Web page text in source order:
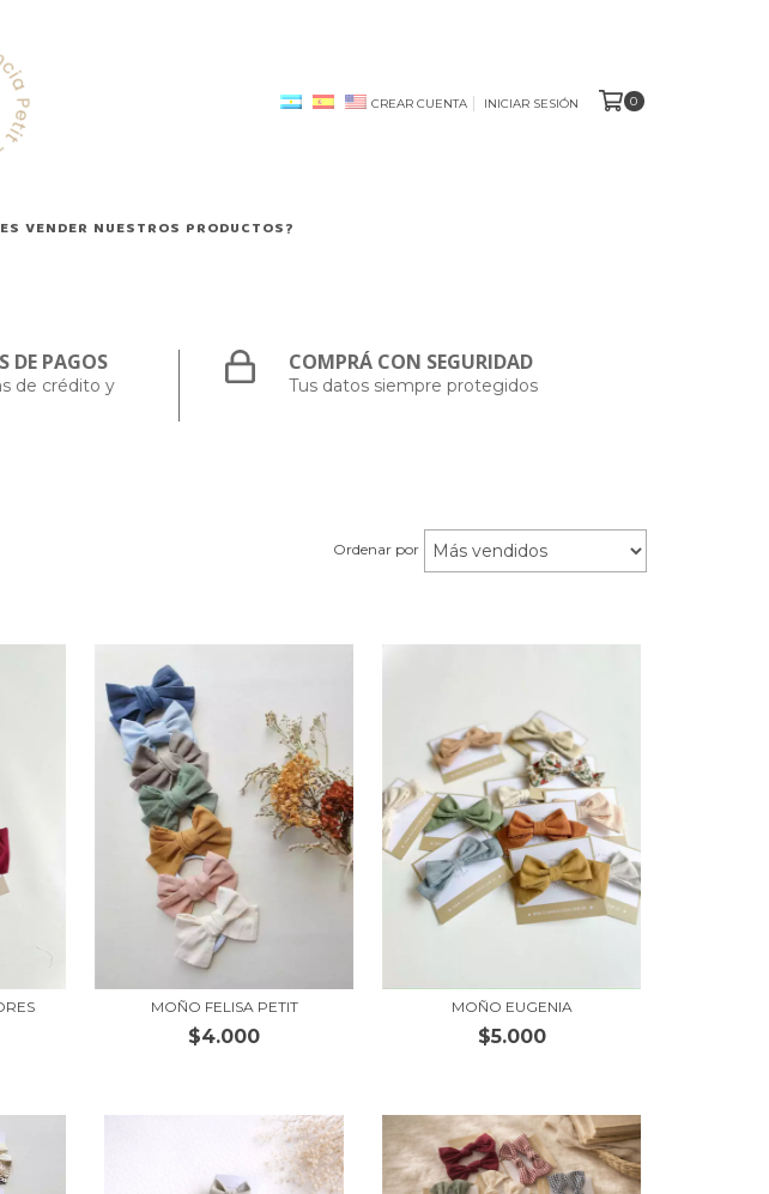
CREAR CUENTA INICIAR SESIÓN 0
VENDER NUESTROS PRODUCTOS?
DE PAGOS
de crédito y
COMPRÁ CON SEGURIDAD
Tus datos siempre protegidos
Ordenar por
MOÑO FELISA PETIT
$4.000
MOÑO EUGENIA
$5.000